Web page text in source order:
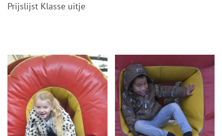
Prijslijst Klasse uitje